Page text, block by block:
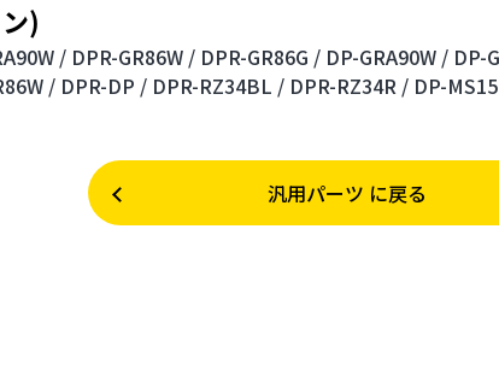
)
/ DPR-GR86W / DPR-GR86G / DP-GRA90W / DP-
/ DPR-DP / DPR-RZ34BL / DPR-RZ34R / DP-
汎用パーツ に戻る